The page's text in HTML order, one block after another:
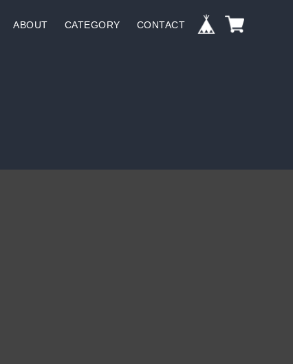
ABOUT CATEGORY CONTACT